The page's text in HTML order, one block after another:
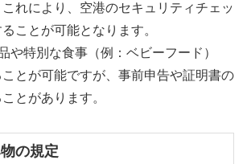
れにより、空港のセキュリティチェッ
ことが可能となります。
や特別な食事（例：ベビーフード）
とが可能ですが、事前申告や証明書の
とがあります。
の規定